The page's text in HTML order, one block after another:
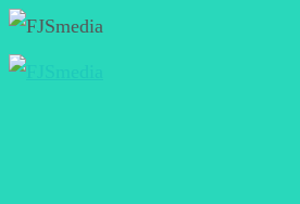
Zum
Inhalt